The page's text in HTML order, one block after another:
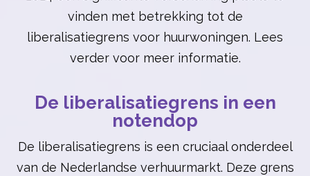
vinden met betrekking tot de
liberalisatiegrens voor huurwoningen. Lees
verder voor meer informatie.
De liberalisatiegrens in een
notendop
De liberalisatiegrens is een cruciaal onderdeel
van de Nederlandse verhuurmarkt. Deze grens